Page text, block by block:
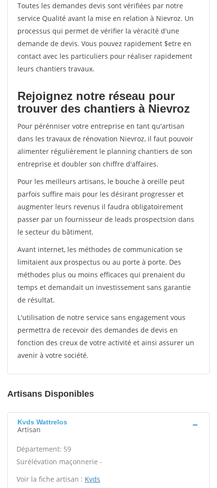
Toutes les demandes devis sont vérifiées par notre
service Qualité avant la mise en relation à Nievroz. Un
processus qui permet de vérifier la véracité d'une
demande de devis. Vous pouvez rapidement $etre en
contact avec les particuliers pour réaliser rapidement
leurs chantiers travaux.
Rejoignez notre réseau pour
trouver des chantiers à Nievroz
Pour pérénniser votre entreprise en tant qu'artisan
dans les travaux de rénovation Nievroz, il faut pouvoir
alimenter régulièrement le planning chantiers de son
entreprise et doubler son chiffre d'affaires.
Pour les meilleurs artisans, le bouche à oreille peut
parfois suffire mais pour les désirant progresser et
augmenter leurs revenus il faudra obligatoirement
passer par un fournisseur de leads prospectsion dans
le secteur du bâtiment.
Avant internet, les méthodes de communication se
limitaient aux prospectus ou au porte à porte. Des
méthodes plus ou moins efficaces qui prenaient du
temps et demandait un investissement sans garantie
de résultat.
L'utilisation de notre service sans engagement vous
permettra de recevoir des demandes de devis en
fonction des creux de votre activité et ainsi assurer un
avenir à votre société.
Artisans Disponibles
Kvds Wattrelos
Artisan
Département: 59
Surélévation maçonnerie -
Voir la fiche artisan : Kvds